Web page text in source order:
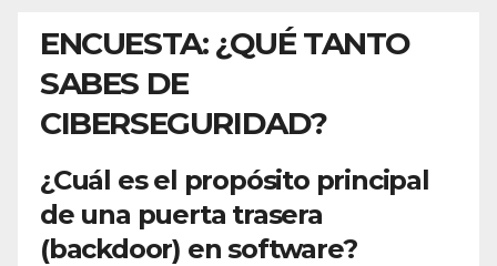
ENCUESTA: ¿QUÉ TANTO
SABES DE
CIBERSEGURIDAD?
¿Cuál es el propósito principal
de una puerta trasera
(backdoor) en software?